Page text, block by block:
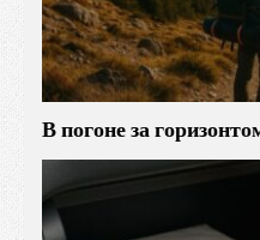
В погоне за